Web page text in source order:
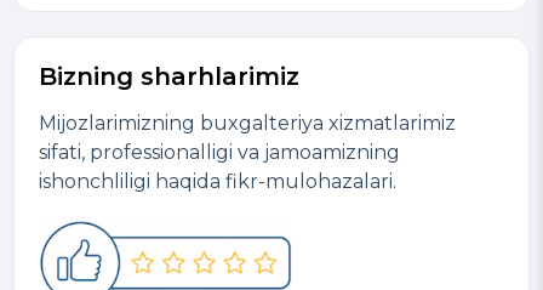
Bizning sharhlarimiz
Mijozlarimizning buxgalteriya xizmatlarimiz
sifati, professionalligi va jamoamizning
ishonchliligi haqida fikr-mulohazalari.